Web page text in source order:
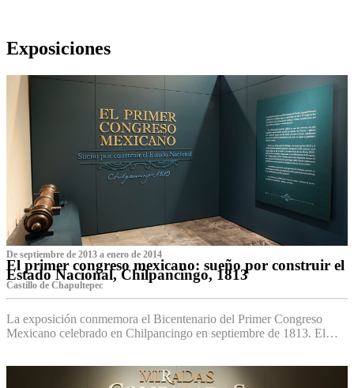
Exposiciones
De septiembre de 2013 a enero de 2014
El primer congreso mexicano: sueño por construir el
Estado Nacional, Chilpancingo, 1813
Castillo de Chapultepec
La exposición conmemora el Bicentenario del Primer Congreso
Mexicano celebrado en Chilpancingo en septiembre de 1813. El…